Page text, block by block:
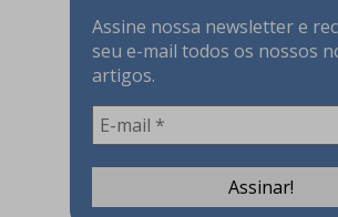
Assine nossa newsletter e
seu e-mail todos os nossos
artigos.